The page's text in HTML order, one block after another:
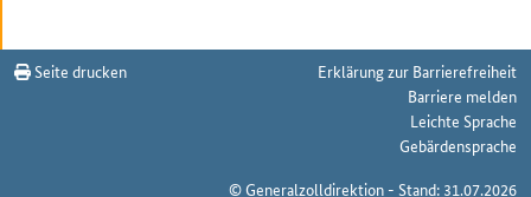
Seite drucken
Erklärung zur Barrierefreiheit
Barriere melden
Leichte Sprache
Gebärdensprache
© Generalzolldirektion - Stand: 31.07.2026